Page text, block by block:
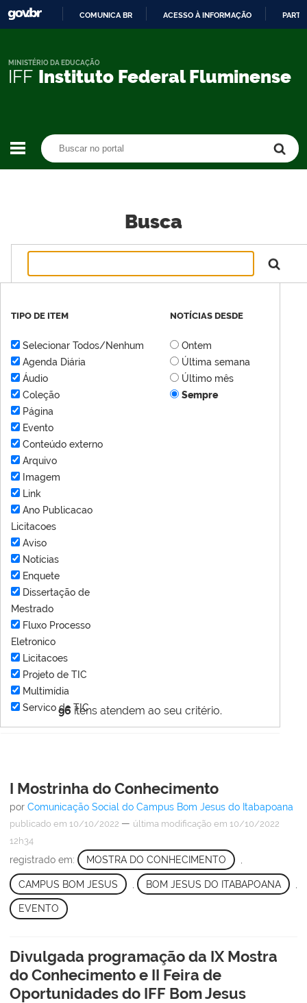
CONTEÚDO
COMUNICA BR ACESSO À INFORMAÇÃO
IFF Instituto Federal Fluminense
MINISTÉRIO DA EDUCAÇÃO
Busca
96 itens atendem ao seu critério.
TIPO DE ITEM
Selecionar Todos/Nenhum
Agenda Diária
Áudio
Coleção
Página
Evento
Conteúdo externo
Arquivo
Imagem
Link
Ano Publicacao
Licitacoes
Aviso
Notícias
Enquete
Dissertação de
Mestrado
Fluxo Processo
Eletronico
Licitacoes
Projeto de TIC
Multimídia
Servico de TIC
NOTÍCIAS DESDE
Ontem
Última semana
Último mês
Sempre
I Mostrinha do Conhecimento
por Comunicação Social do Campus Bom Jesus do Itabapoana
publicado em 10/10/2022 — última modificação em 10/10/2022
12h34
registrado em: MOSTRA DO CONHECIMENTO
CAMPUS BOM JESUS BOM JESUS DO ITABAPOANA
EVENTO
Divulgada programação da IX Mostra
do Conhecimento e II Feira de
Oportunidades do IFF Bom Jesus